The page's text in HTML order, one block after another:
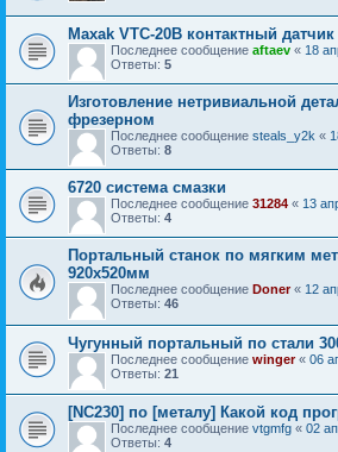
Maxak VTC-20B контактный датчик
Последнее сообщение aftaev « 18
Ответы: 5
Изготовление нетривиальной
фрезерном
Последнее сообщение steals_y2k «
Ответы: 8
6720 система смазки
Последнее сообщение 31284 « 13
Ответы: 4
Портальный станок по мягким
920х520мм
Последнее сообщение Doner« 12
Ответы: 46
Чугунный портальный по стали
Последнее сообщение winger« 06
Ответы: 21
[NC230] по [металу] Какой код
Последнее сообщение vtgmfg « 02
Ответы: 4